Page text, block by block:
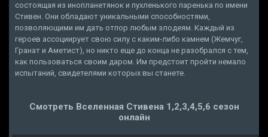
состоящая из инопланетянок и пухленького паренька по имени
Стивен. Они обладают уникальными способностями,
позволяющими им дать отпор любым злодеям. Каждый из
героев ассоциирует свою силу с каким-либо камнем (Жемчуг,
Гранат и Аметист), но никто еще до конца не разобрался с тем,
как пользоваться своим даром. Им предстоит пройти немало
испытаний, свидетелями которых вы станете.
Смотреть Вселенная Стивена 1,2,3,4,5,6 сезон
онлайн